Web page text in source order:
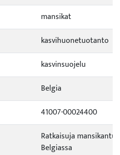
mansikat
kasvihuonetuotanto
kasvinsuojelu
Belgia
41007-00024400
Ratkaisuja
Belgiassa